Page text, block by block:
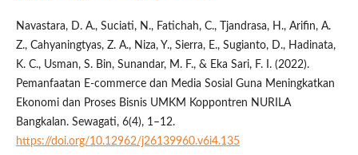
Navastara, D. A., Suciati, N., Fatichah, C., Tjandrasa, H., Arifin, A.
Z., Cahyaningtyas, Z. A., Niza, Y., Sierra, E., Sugianto, D., Hadinata,
K. C., Usman, S. Bin, Sunandar, M. F., & Eka Sari, F. I. (2022).
Pemanfaatan E-commerce dan Media Sosial Guna Meningkatkan
Ekonomi dan Proses Bisnis UMKM Koppontren NURILA
Bangkalan. Sewagati, 6(4), 1–12.
https://doi.org/10.12962/j26139960.v6i4.135